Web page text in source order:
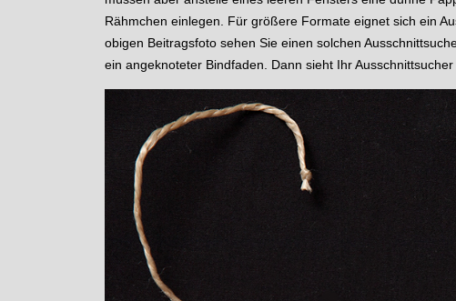
Rähmchen einlegen. Für größere Formate eignet sich ein
obigen Beitragsfoto sehen Sie einen solchen
ein angeknoteter Bindfaden. Dann sieht Ihr